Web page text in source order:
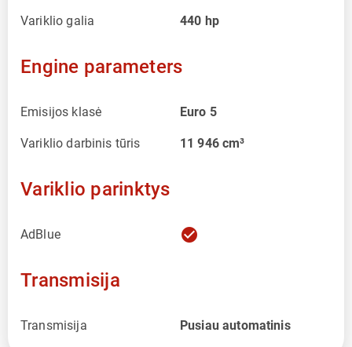
Variklio galia 440 hp
Engine parameters
Emisijos klasė Euro 5
Variklio darbinis tūris 11 946cm³
Variklio parinktys
AdBlue check_circle
Transmisija
Transmisija Pusiau automatinis